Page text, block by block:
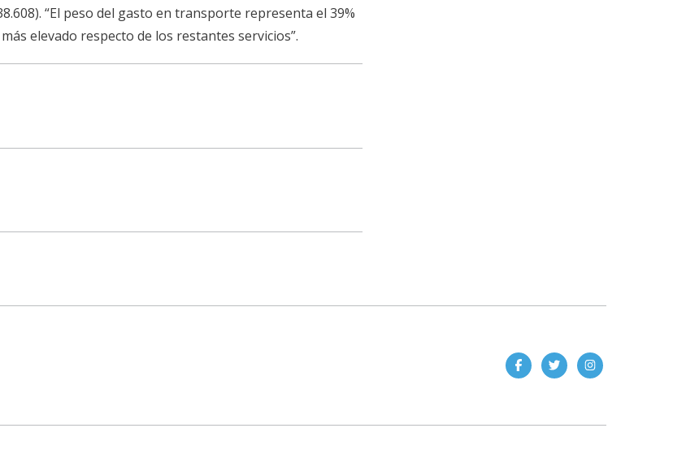
“El peso del gasto en transporte representa el 39%
elevado respecto de los restantes servicios”.